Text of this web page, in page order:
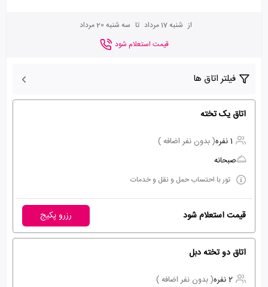
از شنبه 17 مرداد تا سه شنبه 20 مرداد
قیمت استعلام شود
فیلتر اتاق ها
اتاق یک تخته
1 نفره
( بدون نفر اضافه )
صبحانه
تور با احتساب حمل و نقل و خدمات
قیمت استعلام شود رزرو پکیج
اتاق دو تخته دبل
2 نفره
( بدون نفر اضافه )